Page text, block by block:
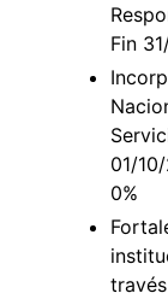
Fin
01/
0%